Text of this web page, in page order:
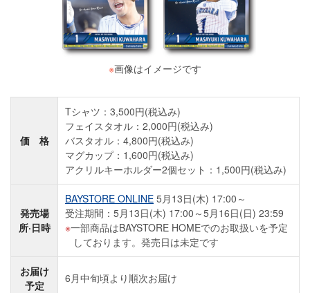
※画像はイメージです
価 格
Tシャツ：3,500円(税込み)
フェイスタオル：2,000円(税込み)
バスタオル：4,800円(税込み)
マグカップ：1,600円(税込み)
アクリルキーホルダー2個セット：1,500円(税込み)
発売場
所·日時
BAYSTORE ONLINE 5月13日(木) 17:00～
受注期間：5月13日(木) 17:00～5月16日(日) 23:59
一部商品はBAYSTORE HOMEでのお取扱いを予定
しております。発売日は未定です
お届け
予定
6月中旬頃より順次お届け